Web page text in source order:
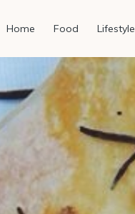
Home Food Lifestyle